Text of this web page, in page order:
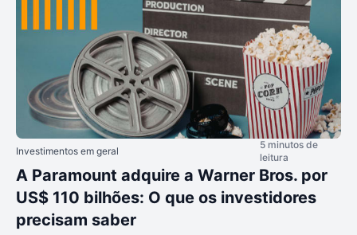
Investimentos em geral
5 minutos de
leitura
A Paramount adquire a Warner Bros. por
US$ 110 bilhões: O que os investidores
precisam saber